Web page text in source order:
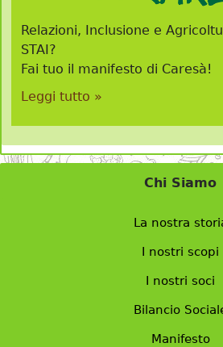
Relazioni, Inclusione e
STAI?
Fai tuo il manifesto di Caresà!
Leggi tutto »
Chi Siamo
La nostra
I nostri scopi
I nostri soci
Bilancio
Manifesto